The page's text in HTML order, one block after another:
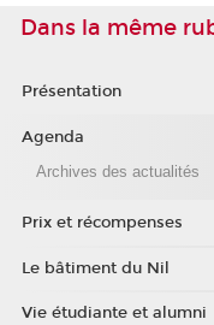
Dans la même
Présentation
Agenda
Archives des actualités
Prix et récompenses
Le bâtiment du Nil
Vie étudiante et alumni